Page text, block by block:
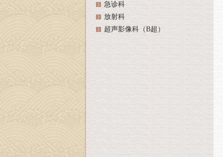
急诊科
放射科
超声影像科（B超）